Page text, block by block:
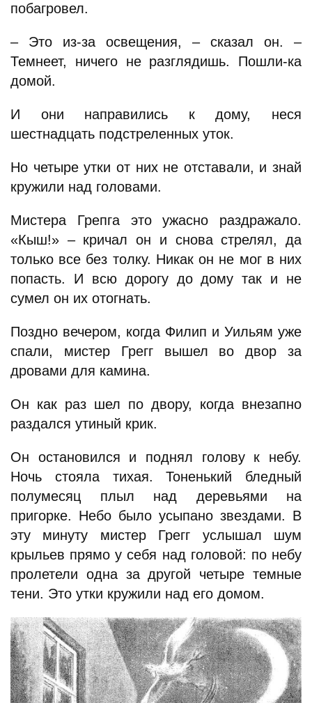
побагровел.
– Это из-за освещения, – сказал он. –
Темнеет, ничего не разглядишь. Пошли-ка
домой.
И они направились к дому, неся
шестнадцать подстреленных уток.
Но четыре утки от них не отставали, и знай
кружили над головами.
Мистера Грепга это ужасно раздражало.
«Кыш!» – кричал он и снова стрелял, да
только все без толку. Никак он не мог в них
попасть. И всю дорогу до дому так и не
сумел он их отогнать.
Поздно вечером, когда Филип и Уильям уже
спали, мистер Грегг вышел во двор за
дровами для камина.
Он как раз шел по двору, когда внезапно
раздался утиный крик.
Он остановился и поднял голову к небу.
Ночь стояла тихая. Тоненький бледный
полумесяц плыл над деревьями на
пригорке. Небо было усыпано звездами. В
эту минуту мистер Грегг услышал шум
крыльев прямо у себя над головой: по небу
пролетели одна за другой четыре темные
тени. Это утки кружили над его домом.